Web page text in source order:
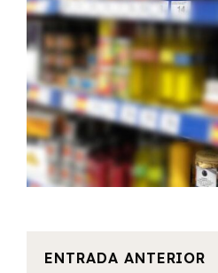
ENTRADA ANTERIOR